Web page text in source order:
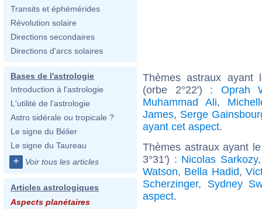
Transits et éphémérides
Révolution solaire
Directions secondaires
Directions d'arcs solaires
Bases de l'astrologie
Introduction à l'astrologie
L'utilité de l'astrologie
Astro sidérale ou tropicale ?
Le signe du Bélier
Le signe du Taureau
+ Voir tous les articles
Articles astrologiques
Aspects planétaires
Thèmes astraux ayant
(orbe 2°22') : Oprah
Muhammad Ali,
James, Serge
ayant cet aspect.
Thèmes astraux ayant
3°31') : Nicolas Sarkozy
Watson, Bella Hadid,
Scherzinger, Sydney
aspect.